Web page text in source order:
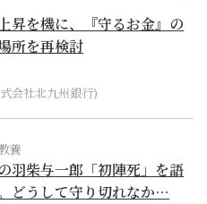
昇を機に、『守るお金』の
所を再検討
会社北九州銀行)
養
羽柴与一郎「初陣死」を語
どうして守り切れなか…